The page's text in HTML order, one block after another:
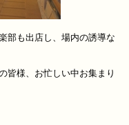
部も出店し、場内の誘導な
皆様、お忙しい中お集まり